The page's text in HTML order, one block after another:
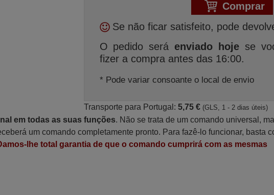
Comprar
Se não ficar satisfeito, pode
O pedido será enviado hoje se
fizer a compra antes das 16:00.
* Pode variar consoante o local de envio
Transporte para Portugal: 5,75 € (GLS, 1 - 2 dias úteis)
em todas as suas funções. Não se trata de um comando universal,
um comando completamente pronto. Para fazê-lo funcionar, basta
lhe total garantia de que o comando cumprirá com as mesmas